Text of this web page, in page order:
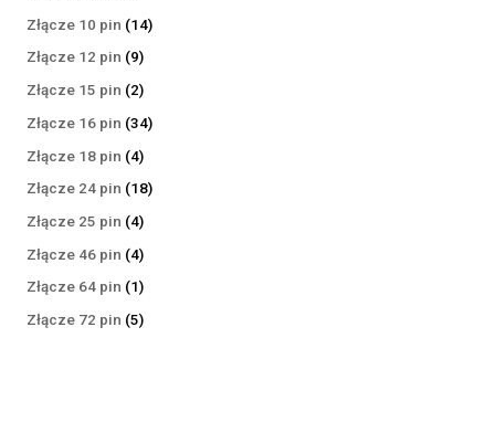
produkty
Złącze 10 pin 1414
Złącze 12 pin 99
produktów
Złącze 15 pin 22
produkty
Złącze 16 pin 3434
Złącze 18 pin 44
produkty
Złącze 24 pin 1818
Złącze 25 pin 44
produkty
Złącze 46 pin 44
produkty
Złącze 64 pin 11
produkt
Złącze 72 pin 55